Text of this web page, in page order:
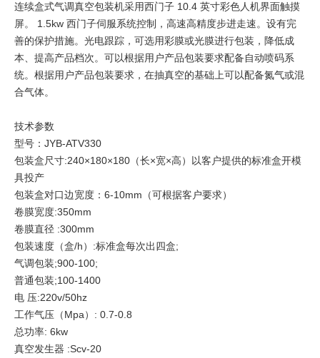
连续盒式气调真空包装机采用西门子 10.4 英寸彩色人机界面触摸
屏。 1.5kw 西门子伺服系统控制，高速高精度步进走速。设有完
善的保护措施。光电跟踪，可选用彩膜或光膜进行包装，降低成
本、提高产品档次。可以根据用户产品包装要求配备自动喷码系
统。根据用户产品包装要求，在抽真空的基础上可以配备氮气或混
合气体。
技术参数
型号：JYB-ATV330
包装盒尺寸:240×180×180（长×宽×高）以客户提供的标准盒开模
具投产
包装盒对口边宽度：6-10mm（可根据客户要求）
卷膜宽度:350mm
卷膜直径 :300mm
包装速度（盒/h）:标准盒每次出四盒;
气调包装;900-100;
普通包装;100-1400
电 压:220v/50hz
工作气压（Mpa）: 0.7-0.8
总功率: 6kw
真空发生器 :Scv-20